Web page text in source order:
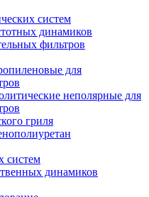
систем
динамиков
фильтров
для
неполярные для
гриля
систем
динамиков